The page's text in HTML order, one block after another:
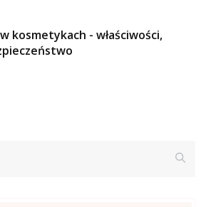
kosmetykach - właściwości,